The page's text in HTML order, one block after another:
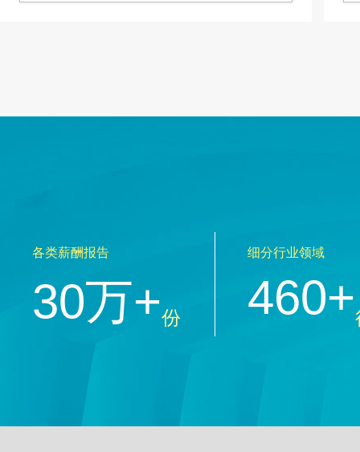
各类薪酬报告
30万+份
细分行业领域
460+